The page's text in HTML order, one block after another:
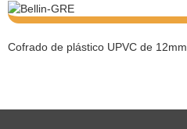
Cofrado de plástico UPVC de 12mm